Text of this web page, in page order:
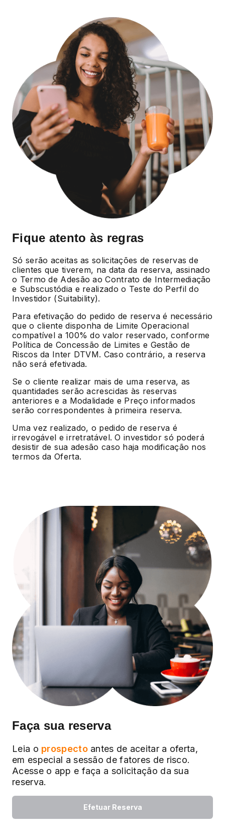
Fique atento às regras
Só serão aceitas as solicitações de reservas de
clientes que tiverem, na data da reserva, assinado
o Termo de Adesão ao Contrato de Intermediação
e Subscustódia e realizado o Teste do Perfil do
Investidor (Suitability).
Para efetivação do pedido de reserva é necessário
que o cliente disponha de Limite Operacional
compatível a 100% do valor reservado, conforme
Política de Concessão de Limites e Gestão de
Riscos da Inter DTVM. Caso contrário, a reserva
não será efetivada.
Se o cliente realizar mais de uma reserva, as
quantidades serão acrescidas às reservas
anteriores e a Modalidade e Preço informados
serão correspondentes à primeira reserva.
Uma vez realizado, o pedido de reserva é
irrevogável e irretratável. O investidor só poderá
desistir de sua adesão caso haja modificação nos
termos da Oferta.
Faça sua reserva
Leia o prospecto antes de aceitar a oferta,
em especial a sessão de fatores de risco.
Acesse o app e faça a solicitação da sua
reserva.
Efetuar Reserva